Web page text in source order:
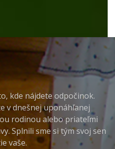
kde nájdete odpočinok.
v dnešnej uponáhľanej
rodinou alebo priateľmi
Splnili sme si tým svoj sen
vaše.